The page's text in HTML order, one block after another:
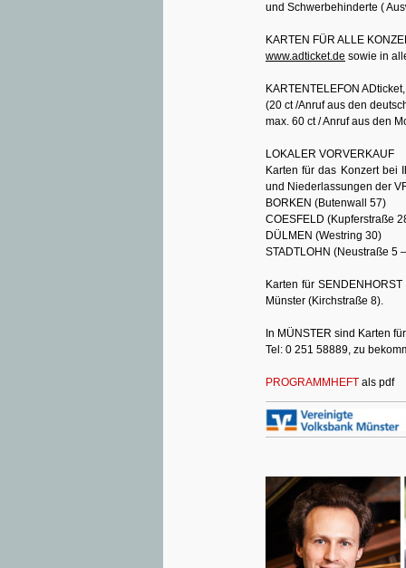
und Schwerbehinderte (
KARTEN FÜR ALLE
www.adticket.de sowie in
KARTENTELEFON
(20 ct /Anruf aus den
max. 60 ct / Anruf aus den
LOKALER VORVERKAUF
Karten für das Konzert bei
und Niederlassungen der
BORKEN (Butenwall 57)
COESFELD (Kupferstraße
DÜLMEN (Westring 30)
STADTLOHN (Neustraße 5
Karten für
Münster (Kirchstraße 8).
In MÜNSTER sind Karten
Tel: 0 251 58889, zu
PROGRAMMHEFT als pdf